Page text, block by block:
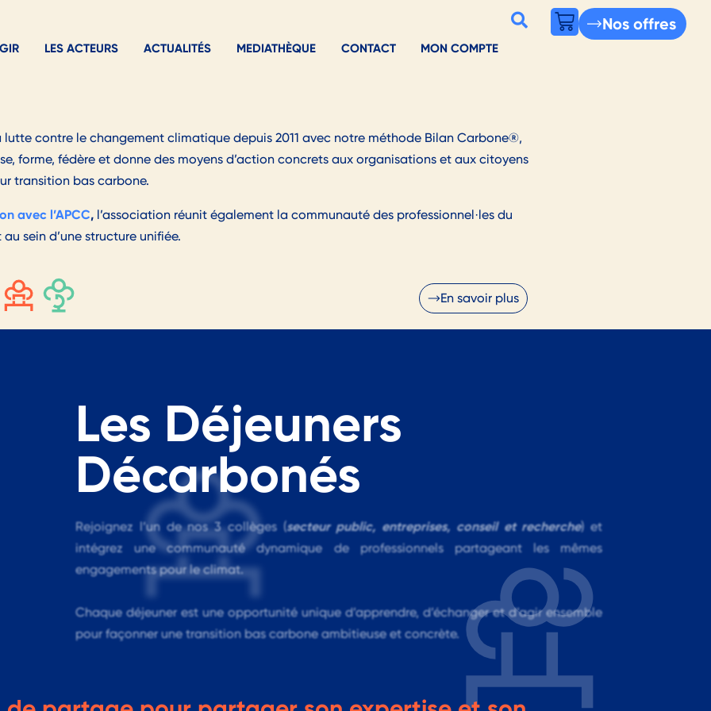
LES ACTEURS ACTUALITÉS MEDIATHÈQUE CONTACT MON COMPTE
Nos offres
contre le changement climatique depuis 2011 avec notre méthode Bilan Carbone®,
forme, fédère et donne des moyens d’action concrets aux organisations et aux citoyens
transition bas carbone.
avec l’APCC, l’association réunit également la communauté des professionnel·les du
sein d’une structure unifiée.
En savoir plus
Les Déjeuners
Décarbonés
Rejoignez l’un de nos 3 collèges (secteur public, entreprises, conseil et recherche) et
intégrez une communauté dynamique de professionnels partageant les mêmes
engagements pour le climat.
Chaque déjeuner est une opportunité unique d’apprendre, d’échanger et d’agir ensemble
pour façonner une transition bas carbone ambitieuse et concrète.